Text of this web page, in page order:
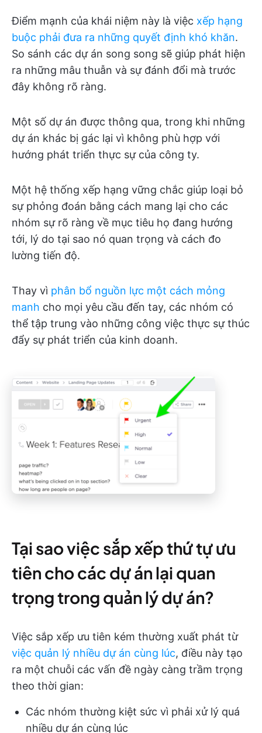
Điểm mạnh của khái niệm này là việc xếp hạng
buộc phải đưa ra những quyết định khó khăn.
So sánh các dự án song song sẽ giúp phát hiện
ra những mâu thuẫn và sự đánh đổi mà trước
đây không rõ ràng.
Một số dự án được thông qua, trong khi những
dự án khác bị gác lại vì không phù hợp với
hướng phát triển thực sự của công ty.
Một hệ thống xếp hạng vững chắc giúp loại bỏ
sự phỏng đoán bằng cách mang lại cho các
nhóm sự rõ ràng về mục tiêu họ đang hướng
tới, lý do tại sao nó quan trọng và cách đo
lường tiến độ.
Thay vì phân bổ nguồn lực một cách mỏng
manh cho mọi yêu cầu đến tay, các nhóm có
thể tập trung vào những công việc thực sự thúc
đẩy sự phát triển của kinh doanh.
Tại sao việc sắp xếp thứ tự ưu
tiên cho các dự án lại quan
trọng trong quản lý dự án?
Việc sắp xếp ưu tiên kém thường xuất phát từ
việc quản lý nhiều dự án cùng lúc, điều này tạo
ra một chuỗi các vấn đề ngày càng trầm trọng
theo thời gian:
Các nhóm thường kiệt sức vì phải xử lý quá
nhiều dự án cùng lúc